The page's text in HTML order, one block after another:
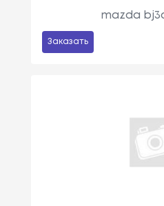
mazda
Заказать